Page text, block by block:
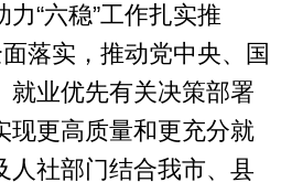
“六稳”工作扎实推
落实，推动党中央、国
就业优先有关决策部署
现更高质量和更充分就
人社部门结合我市、县